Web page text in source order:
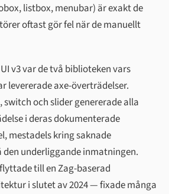
listbox, menubar) är exakt de
oftast gör fel när de manuellt
v3 var de två biblioteken vars
levererade axe-överträdelser.
och slider genererade alla
i deras dokumenterade
mestadels kring saknade
underliggande inmatningen.
till en Zag-baserad
i slutet av 2024 — fixade många